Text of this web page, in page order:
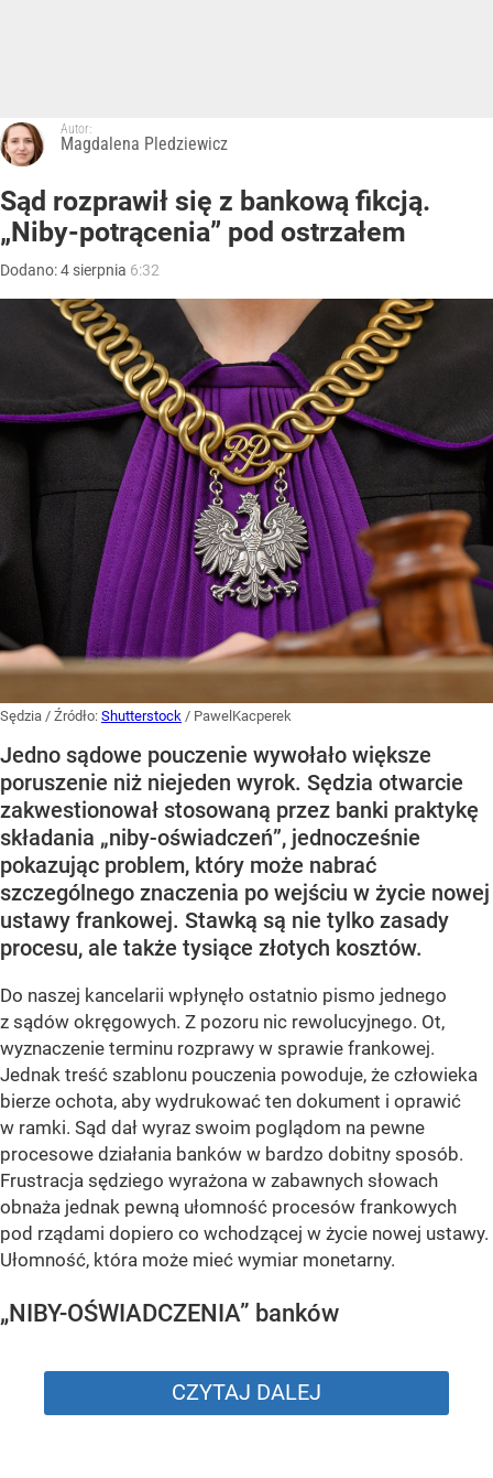
Autor:
Magdalena Pledziewicz
Sąd rozprawił się z bankową fikcją.
„Niby-potrącenia” pod ostrzałem
Dodano:4 sierpnia 6:32
Sędzia / Źródło: Shutterstock / PawelKacperek
Jedno sądowe pouczenie wywołało większe
poruszenie niż niejeden wyrok. Sędzia otwarcie
zakwestionował stosowaną przez banki praktykę
składania „niby-oświadczeń”, jednocześnie
pokazując problem, który może nabrać
szczególnego znaczenia po wejściu w życie nowej
ustawy frankowej. Stawką są nie tylko zasady
procesu, ale także tysiące złotych kosztów.
Do naszej kancelarii wpłynęło ostatnio pismo jednego
z sądów okręgowych. Z pozoru nic rewolucyjnego. Ot,
wyznaczenie terminu rozprawy w sprawie frankowej.
Jednak treść szablonu pouczenia powoduje, że człowieka
bierze ochota, aby wydrukować ten dokument i oprawić
w ramki. Sąd dał wyraz swoim poglądom na pewne
procesowe działania banków w bardzo dobitny sposób.
Frustracja sędziego wyrażona w zabawnych słowach
obnaża jednak pewną ułomność procesów frankowych
pod rządami dopiero co wchodzącej w życie nowej ustawy.
Ułomność, która może mieć wymiar monetarny.
„NIBY-OŚWIADCZENIA” banków
CZYTAJ DALEJ